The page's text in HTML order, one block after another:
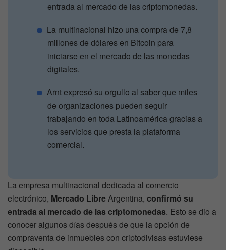
entrada al mercado de las criptomonedas.
La multinacional hizo una compra de 7,8
millones de dólares en Bitcoin para
iniciarse en el mercado de las monedas
digitales.
Arnt expresó su orgullo al saber que miles
de organizaciones pueden seguir
trabajando en toda Latinoamérica gracias a
los servicios que presta la plataforma
comercial.
La empresa multinacional dedicada al comercio
electrónico, Mercado LibreArgentina, confirmó su
entrada al mercado de las criptomonedas. Esto se dio a
conocer algunos días después de que la opción de
compraventa de inmuebles con criptodivisas estuviese